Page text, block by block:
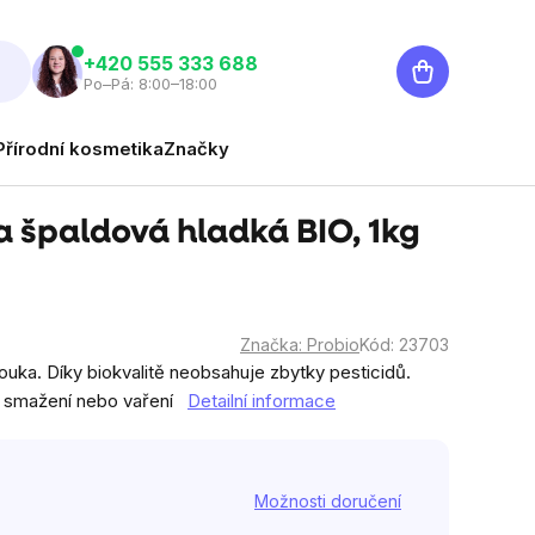
‭+420 555 333 688
Po–Pá: 8:00–18:00
Nákupní
košík
kosmetikaZnačky
špaldová hladká BIO, 1kg
Značka: ProbioKód: 23703
Díky biokvalitě neobsahuje zbytky pesticidů.
nebo vaření
Detailní informace
Možnosti doručení